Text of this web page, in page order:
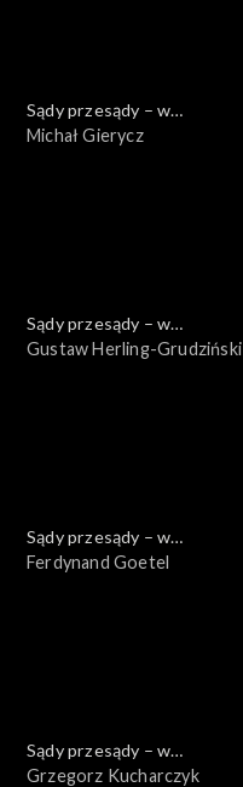
Sądy przesądy – w
powiększeniu
Michał Gierycz
Sądy przesądy – w
powiększeniu
Gustaw Herling-Grudziński
Sądy przesądy – w
powiększeniu
Ferdynand Goetel
Sądy przesądy – w
powiększeniu
Grzegorz Kucharczyk